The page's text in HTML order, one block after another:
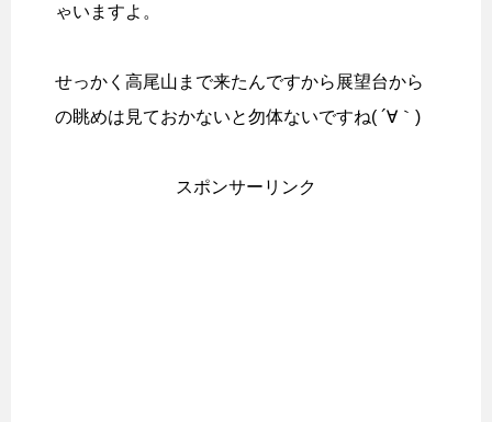
ゃいますよ。
せっかく高尾山まで来たんですから展望台から
の眺めは見ておかないと勿体ないですね( ´∀｀)
スポンサーリンク